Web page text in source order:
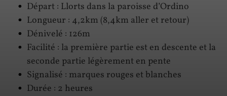
Départ : Llorts dans la paroisse d’Ordino
Longueur : 4,2km (8,4km aller et retour)
Dénivelé : 126m
Facilité : la première partie est en descente et la
seconde partie légèrement en pente
Signalisé : marques rouges et blanches
Durée : 2 heures